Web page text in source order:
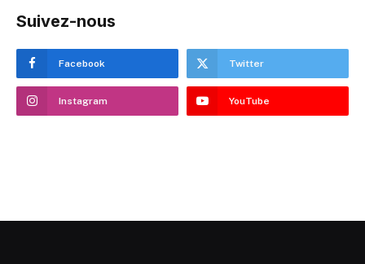
Suivez-nous
Facebook Twitter
Instagram YouTube